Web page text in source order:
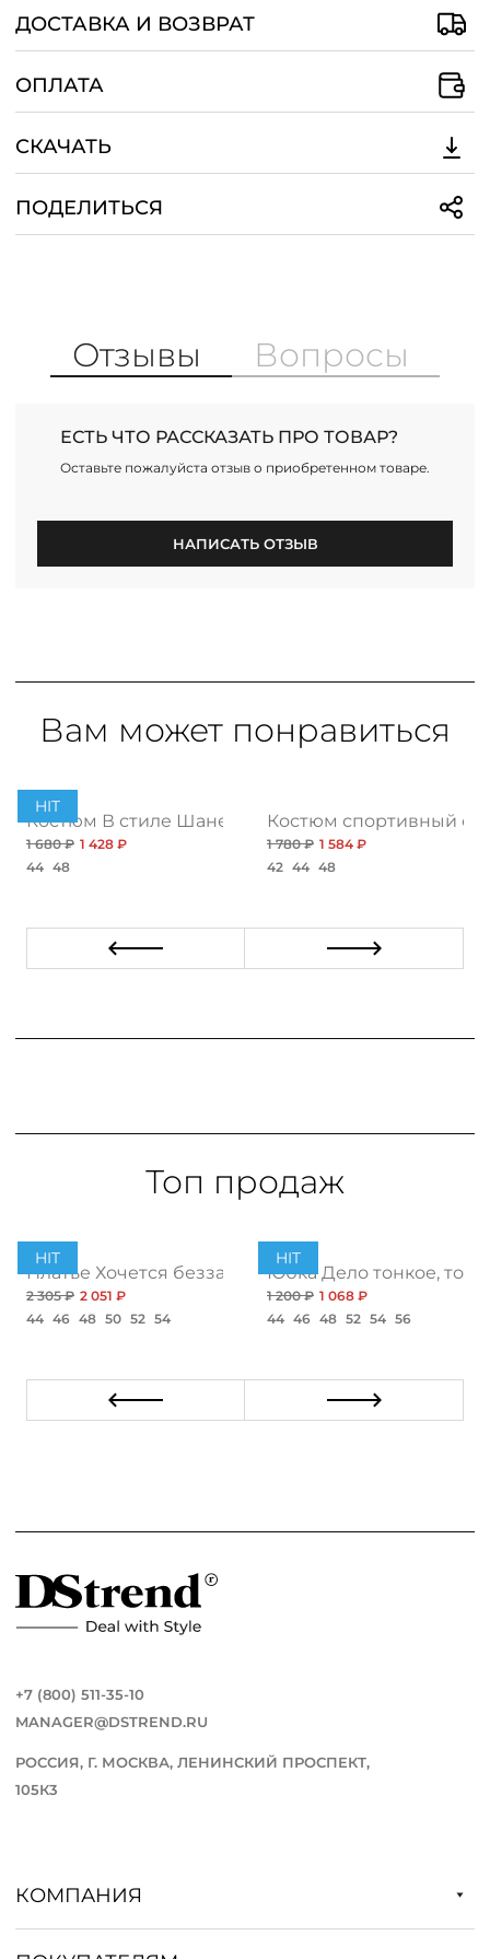
ДОСТАВКА И ВОЗВРАТ
ОПЛАТА
СКАЧАТЬ
ПОДЕЛИТЬСЯ
Отзывы Вопросы
ЕСТЬ ЧТО РАССКАЗАТЬ ПРО ТОВАР?
Оставьте пожалуйста отзыв о приобретенном товаре.
НАПИСАТЬ ОТЗЫВ
Вам может понравиться
грин
HIT
Костюм В стиле Шанель, принт
1 680 ₽ 1 428 ₽
44 48
Костюм спортивный с
1 780 ₽ 1 584 ₽
42 44 48
Топ продаж
HIT
Платье Хочется беззаботности, топ
2 305 ₽ 2 051 ₽
44 46 48 50 52 54
HIT
Юбка Дело тонкое, топ
1 200 ₽ 1 068 ₽
44 46 48 52 54 56
+7 (800) 511-35-10
MANAGER@DSTREND.RU
РОССИЯ, Г. МОСКВА, ЛЕНИНСКИЙ ПРОСПЕКТ,
105К3
КОМПАНИЯ